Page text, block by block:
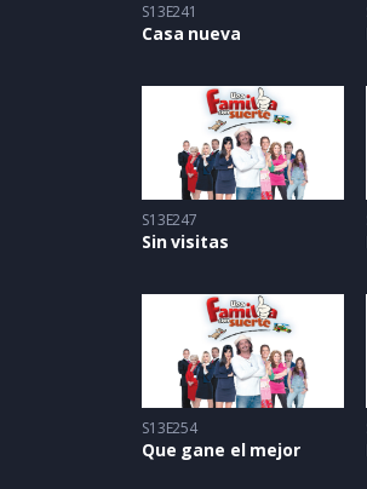
S13E241
Casa nueva
S13E247
Sin visitas
S13E254
Que gane el mejor